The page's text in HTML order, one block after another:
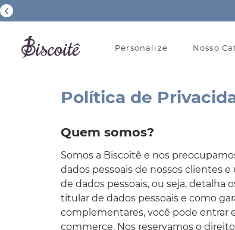
Personalize Nosso
Política de
Quem somos?
Somos a Biscoitê e nos
dados pessoais de nossos clientes
de dados pessoais, ou seja,
titular de dados pessoais e como
complementares, você pode entrar
commerce. Nos reservamos o